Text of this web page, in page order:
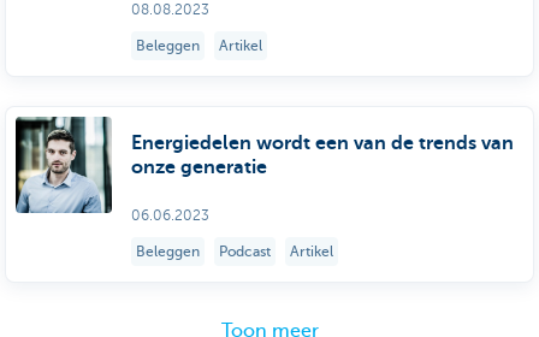
08.08.2023
Beleggen Artikel
Energiedelen wordt een van de trends van
onze generatie
06.06.2023
Beleggen Podcast Artikel
Toon meer